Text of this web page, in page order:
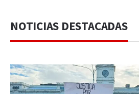
NOTICIAS DESTACADAS